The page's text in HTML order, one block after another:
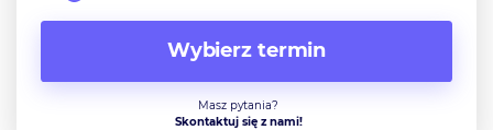
Wybierz termin
Masz pytania?
Skontaktuj się z nami!